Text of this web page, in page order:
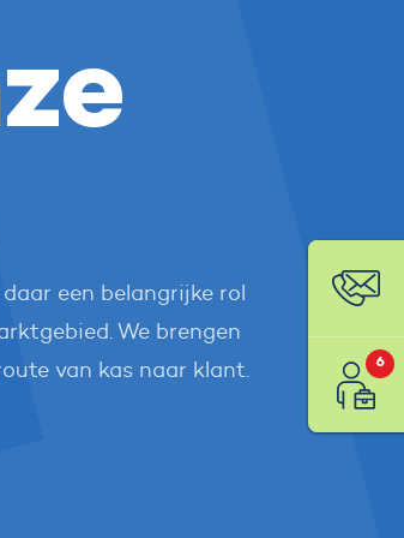
6
een belangrijke rol
We brengen
van kas naar klant.